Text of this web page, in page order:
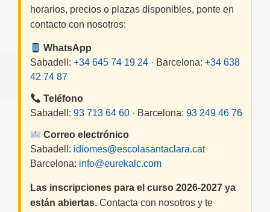
horarios, precios o plazas disponibles, ponte en
contacto con nosotros:
WhatsApp
Sabadell: +34 645 74 19 24 · Barcelona: +34 638
42 74 87
Teléfono
Sabadell: 93 713 64 60 · Barcelona: 93 249 46 76
Correo electrónico
Sabadell: idiomes@escolasantaclara.cat
Barcelona: info@eurekalc.com
Las inscripciones para el curso 2026-2027 ya
están abiertas. Contacta con nosotros y te